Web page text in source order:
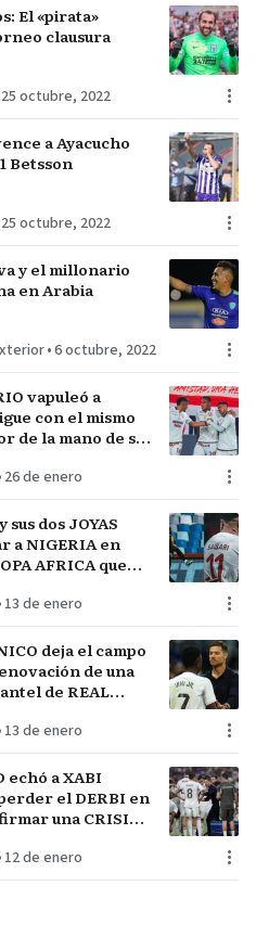
El «pirata»
clausura
25 octubre, 2022
a Ayacucho
Betsson
25 octubre, 2022
y el millonario
en Arabia
•6 octubre, 2022
vapuleó a
con el mismo
de la mano de su
26 de enero
sus dos JOYAS
a NIGERIA en
AFRICA que
13 de enero
deja el campo
de una
de REAL
13 de enero
echó a XABI
el DERBI en
una CRISIS
plantel
12 de enero